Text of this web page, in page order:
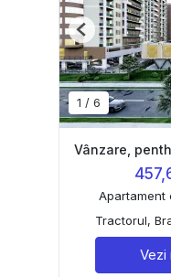
1 / 6
Previous
Vânzare,
Apartament
Tractorul,
Vezi